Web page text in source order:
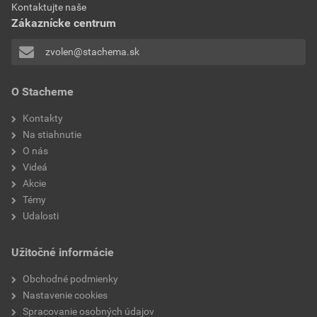
Veľkosť
0,20 MB
Technický list
Veľkosť
O Stacheme
Kontakty
Na stiahnutie
O nás
Videá
Akcie
Témy
Udalosti
Užitočné informácie
Obchodné podmienky
Nastavenie cookies
Spracovanie osobných údajov
Kontaktujte naše
Zákaznícke centrum
zvolen@stachema.sk